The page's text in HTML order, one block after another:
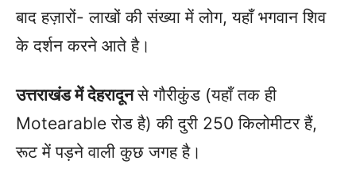
बाद हज़ारों- लाखों की संख्या में लोग, यहाँ भगवान शिव
के दर्शन करने आते है।
उत्तराखंड में देहरादूनसे गौरीकुंड (यहाँ तक ही
Motearable रोड है) की दुरी 250 किलोमीटर हैं,
रूट में पड़ने वाली कुछ जगह है।